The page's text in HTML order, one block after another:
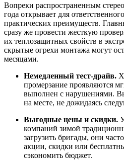
Вопреки распространенным
года открывает для
практических преимуществ.
сразу же провести жесткую
их теплозащитных свойств в
скрытые огрехи монтажа могут
месяцами.
Немедленный тест-драйв.
промерзание проявляются
выполнен с нарушениями.
на месте, не дожидаясь
Выгодные цены и скидки.
компаний зимой
загрузить бригады, они
акции, скидки или
сэкономить бюджет.